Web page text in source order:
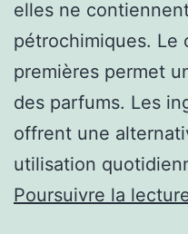
elles ne
pétrochimiques. Le
premières permet
des parfums. Les
offrent une
utilisation
Poursuivre la